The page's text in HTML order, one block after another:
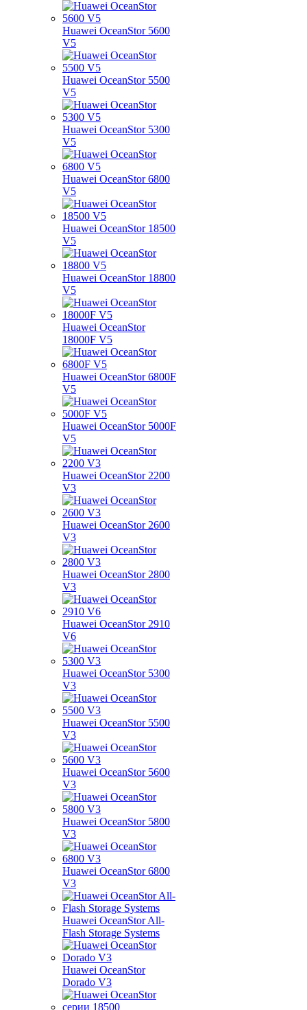
Huawei OceanStor 5600
V5
Huawei OceanStor 5500
V5
Huawei OceanStor 5300
V5
Huawei OceanStor 6800
V5
Huawei OceanStor 18500
V5
Huawei OceanStor 18800
V5
Huawei OceanStor
18000F V5
Huawei OceanStor 6800F
V5
Huawei OceanStor 5000F
V5
Huawei OceanStor 2200
V3
Huawei OceanStor 2600
V3
Huawei OceanStor 2800
V3
Huawei OceanStor 2910
V6
Huawei OceanStor 5300
V3
Huawei OceanStor 5500
V3
Huawei OceanStor 5600
V3
Huawei OceanStor 5800
V3
Huawei OceanStor 6800
V3
Huawei OceanStor All-
Flash Storage Systems
Huawei OceanStor
Dorado V3